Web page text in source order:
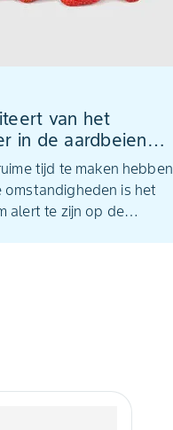
van het
in de aardbeien
tijd te maken hebben
omstandigheden is het
alert te zijn op de